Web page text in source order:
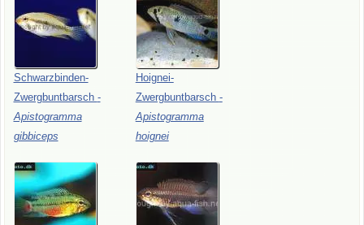
Schwarzbinden-
Zwergbuntbarsch -
Apistogramma
gibbiceps
Hoignei-
Zwergbuntbarsch -
Apistogramma
hoignei